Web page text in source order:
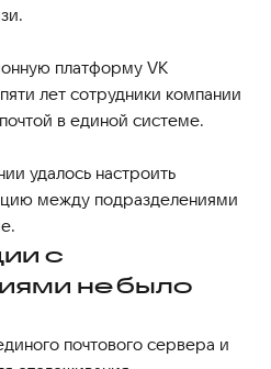
платформу VK
лет сотрудники компании
в единой системе.
удалось настроить
между подразделениями
с
не было
почтового сервера и